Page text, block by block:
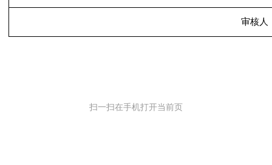
审核人
扫一扫在手机打开当前页